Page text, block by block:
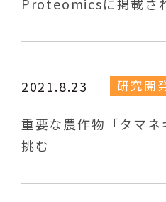
2021.8.23 研究開
重要な農作物「タマネ
挑む